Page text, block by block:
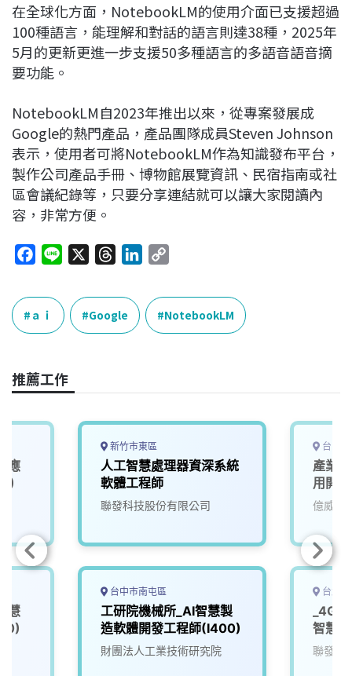
在全球化方面，NotebookLM的使用介面已支援超過
100種語言，能理解和對話的語言則達38種，2025年
5月的更新更進一步支援50多種語言的多語音語音摘
要功能。
NotebookLM自2023年推出以來，從專案發展成
Google的熱門產品，產品團隊成員Steven Johnson
表示，使用者可將NotebookLM作為知識發布平台，
製作公司產品手冊、博物館展覽資訊、民宿指南或社
區會議紀錄等，只要分享連結就可以讓大家閱讀內
容，非常方便。
c
e
b
o
k
e
r
e
a
k
n
p
y
L
k
ａｉ Google NotebookLM
推薦工作
應
慧
新竹市東區
人工智慧處理器資深系統
軟體工程師
聯發科技股份有限公司
台中市南屯區
工研院機械所_AI智慧製
造軟體開發工程師(I400)
財團法人工業技術研究院
台中
產業
用開
億威電
台北
_4G/
智慧
聯發科